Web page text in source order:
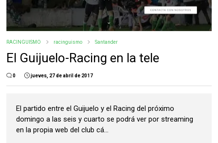
RACINGUISMO racinguismo Santander
El Guijuelo-Racing en la tele
0 jueves, 27 de abril de 2017
El partido entre el Guijuelo y el Racing del próximo
domingo a las seis y cuarto se podrá ver por streaming
en la propia web del club cá...